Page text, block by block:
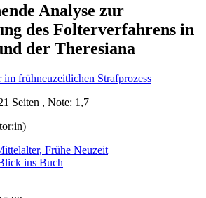
Analyse zur
des Folterverfahrens in
der Theresiana
Seiten , Note: 1,7
Frühe Neuzeit
ins Buch